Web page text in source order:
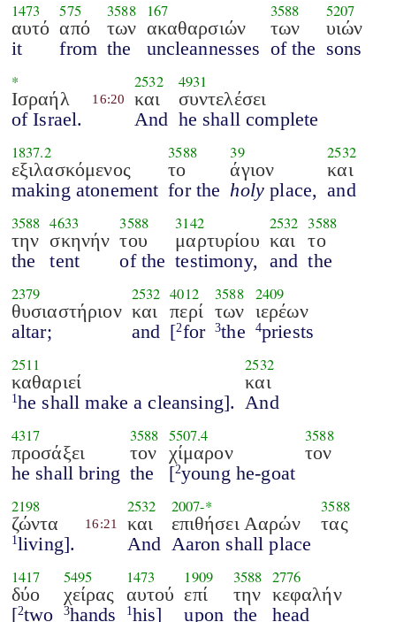
1473
αυτό
it
575
από
from
3588
των
the
167
ακαθαρσιών
uncleannesses
3588
των
of the
5207
υιών
sons
*
Ισραήλ
of Israel.
16:20
2532
και
And
4931
συντελέσει
he shall complete
1837.2
εξιλασκόμενος
making atonement
3588
το
for the
39
άγιον
holy place,
2532
και
and
3588
την
the
4633
σκηνήν
tent
3588
του
of the
3142
μαρτυρίου
testimony,
2532
και
and
3588
το
the
2379
θυσιαστήριον
altar;
2532
και
and
4012
περί
[2for
3588
των
3the
2409
ιερέων
4priests
2511
καθαριεί
1 he shall make a cleansing].
2532
και
And
4317
προσάξει
he shall bring
3588
τον
the
5507.4
χίμαρον
[2young he-goat
3588
τον
2198
ζώντα
1 living].
16:21
2532
και
And
2007-*
επιθήσει Ααρών
Aaron shall place
3588
τας
1417
δύο
[2two
5495
χείρας
3hands
1473
αυτού
1 his]
1909
επί
upon
3588
την
the
2776
κεφαλήν
head